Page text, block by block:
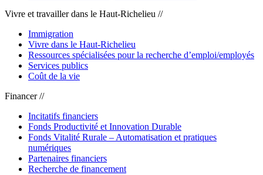
Vivre et travailler dans le Haut-Richelieu //
Immigration
Vivre dans le Haut-Richelieu
Ressources spécialisées pour la recherche d’emploi/employés
Services publics
Coût de la vie
Financer //
Incitatifs financiers
Fonds Productivité et Innovation Durable
Fonds Vitalité Rurale – Automatisation et pratiques
numériques
Partenaires financiers
Recherche de financement